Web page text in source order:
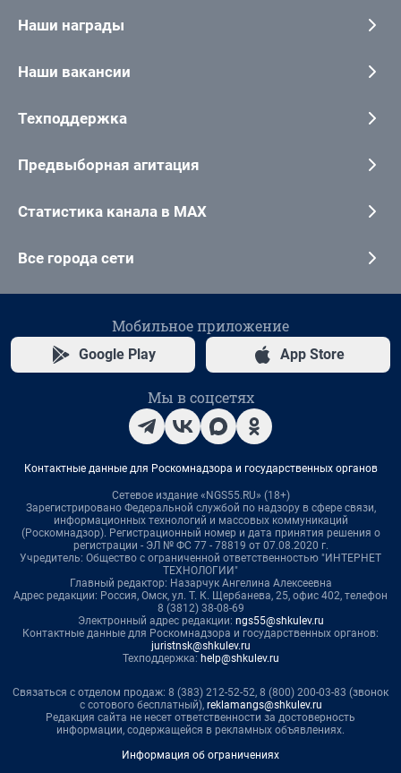
Наши награды
Наши вакансии
Техподдержка
Предвыборная агитация
Статистика канала в MAX
Все города сети
Мобильное приложение
Google Play App Store
Мы в соцсетях
Контактные данные для Роскомнадзора и государственных органов
Сетевое издание «NGS55.RU» (18+)
Зарегистрировано Федеральной службой по надзору в сфере связи,
информационных технологий и массовых коммуникаций
(Роскомнадзор). Регистрационный номер и дата принятия решения о
регистрации - ЭЛ № ФС 77 - 78819 от 07.08.2020 г.
Учредитель: Общество с ограниченной ответственностью "ИНТЕРНЕТ
ТЕХНОЛОГИИ"
Главный редактор: Назарчук Ангелина Алексеевна
Адрес редакции: Россия, Омск, ул. Т. К. Щербанева, 25, офис 402, телефон
8 (3812) 38-08-69
Электронный адрес редакции: ngs55@shkulev.ru
Контактные данные для Роскомнадзора и государственных органов:
juristnsk@shkulev.ru
Техподдержка: help@shkulev.ru
Связаться с отделом продаж: 8 (383) 212-52-52, 8 (800) 200-03-83 (звонок
с сотового бесплатный), reklamangs@shkulev.ru
Редакция сайта не несет ответственности за достоверность
информации, содержащейся в рекламных объявлениях.
Информация об ограничениях